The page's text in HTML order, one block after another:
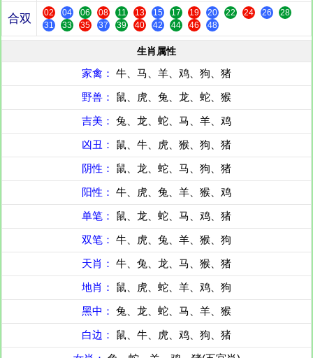
合双 02 04 06 08 11 13 15 17 19 20 22 24 26
28
31
33 35 37 39 40 42 44 46 48
生肖属性
家禽： 牛、马、羊、鸡、狗、猪
野兽： 鼠、虎、兔、龙、蛇、猴
吉美： 兔、龙、蛇、马、羊、鸡
凶丑： 鼠、牛、虎、猴、狗、猪
阴性： 鼠、龙、蛇、马、狗、猪
阳性： 牛、虎、兔、羊、猴、鸡
单笔： 鼠、龙、蛇、马、鸡、猪
双笔： 牛、虎、兔、羊、猴、狗
天肖： 牛、兔、龙、马、猴、猪
地肖： 鼠、虎、蛇、羊、鸡、狗
黑中： 兔、龙、蛇、马、羊、猴
白边： 鼠、牛、虎、鸡、狗、猪